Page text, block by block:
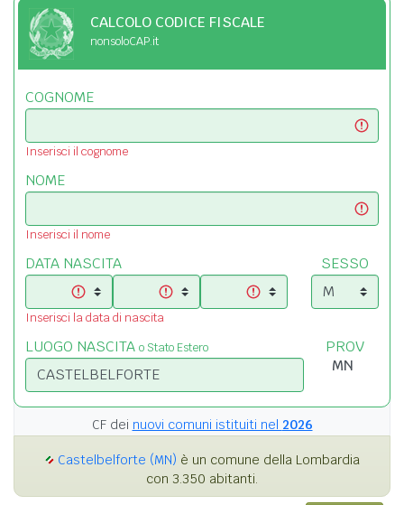
CALCOLO CODICE FISCALE
nonsoloCAP.it
COGNOME
Inserisci il cognome
NOME
Inserisci il nome
DATA NASCITA
Inserisci la data di nascita
SESSO
LUOGO NASCITA o Stato Estero PROV
CF dei nuovi comuni istituiti nel 2026
Castelbelforte (MN) è un comune della Lombardia
con 3.350 abitanti.